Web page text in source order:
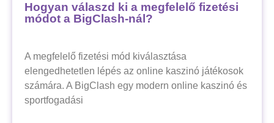
Hogyan válaszd ki a megfelelő fizetési
módot a BigClash-nál?
A megfelelő fizetési mód kiválasztása
elengedhetetlen lépés az online kaszinó játékosok
számára. A BigClash egy modern online kaszinó és
sportfogadási